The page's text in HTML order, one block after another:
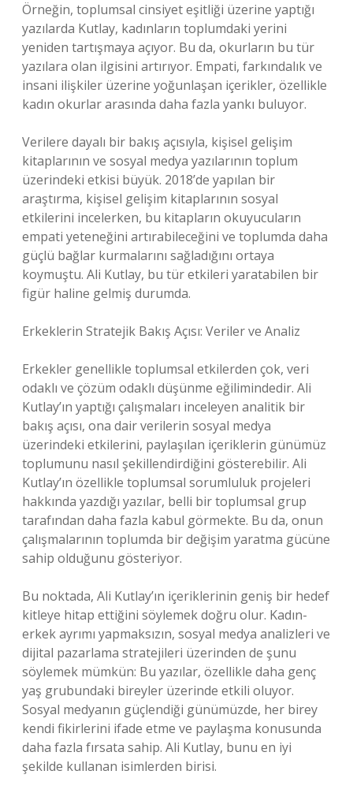
Örneğin, toplumsal cinsiyet eşitliği üzerine yaptığı
yazılarda Kutlay, kadınların toplumdaki yerini
yeniden tartışmaya açıyor. Bu da, okurların bu tür
yazılara olan ilgisini artırıyor. Empati, farkındalık ve
insani ilişkiler üzerine yoğunlaşan içerikler, özellikle
kadın okurlar arasında daha fazla yankı buluyor.
Verilere dayalı bir bakış açısıyla, kişisel gelişim
kitaplarının ve sosyal medya yazılarının toplum
üzerindeki etkisi büyük. 2018’de yapılan bir
araştırma, kişisel gelişim kitaplarının sosyal
etkilerini incelerken, bu kitapların okuyucuların
empati yeteneğini artırabileceğini ve toplumda daha
güçlü bağlar kurmalarını sağladığını ortaya
koymuştu. Ali Kutlay, bu tür etkileri yaratabilen bir
figür haline gelmiş durumda.
Erkeklerin Stratejik Bakış Açısı: Veriler ve Analiz
Erkekler genellikle toplumsal etkilerden çok, veri
odaklı ve çözüm odaklı düşünme eğilimindedir. Ali
Kutlay’ın yaptığı çalışmaları inceleyen analitik bir
bakış açısı, ona dair verilerin sosyal medya
üzerindeki etkilerini, paylaşılan içeriklerin günümüz
toplumunu nasıl şekillendirdiğini gösterebilir. Ali
Kutlay’ın özellikle toplumsal sorumluluk projeleri
hakkında yazdığı yazılar, belli bir toplumsal grup
tarafından daha fazla kabul görmekte. Bu da, onun
çalışmalarının toplumda bir değişim yaratma gücüne
sahip olduğunu gösteriyor.
Bu noktada, Ali Kutlay’ın içeriklerinin geniş bir hedef
kitleye hitap ettiğini söylemek doğru olur. Kadın-
erkek ayrımı yapmaksızın, sosyal medya analizleri ve
dijital pazarlama stratejileri üzerinden de şunu
söylemek mümkün: Bu yazılar, özellikle daha genç
yaş grubundaki bireyler üzerinde etkili oluyor.
Sosyal medyanın güçlendiği günümüzde, her birey
kendi fikirlerini ifade etme ve paylaşma konusunda
daha fazla fırsata sahip. Ali Kutlay, bunu en iyi
şekilde kullanan isimlerden birisi.